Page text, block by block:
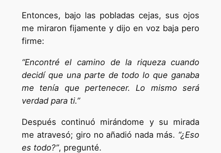
Entonces, bajo las pobladas cejas, sus ojos
me miraron fijamente y dijo en voz baja pero
firme:
“Encontré el camino de la riqueza cuando
decidí que una parte de todo lo que ganaba
me tenía que pertenecer. Lo mismo será
verdad para ti.”
Después continuó mirándome y su mirada
me atravesó; giro no añadió nada más. “¿Eso
es todo?”, pregunté.